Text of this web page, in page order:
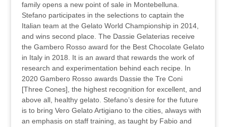
family opens a new point of sale in Montebelluna.
Stefano participates in the selections to captain the
Italian team at the Gelato World Championship in 2014,
and wins second place. The Dassie Gelaterias receive
the Gambero Rosso award for the Best Chocolate Gelato
in Italy in 2018. It is an award that rewards the work of
research and experimentation behind each recipe. In
2020 Gambero Rosso awards Dassie the Tre Coni
[Three Cones], the highest recognition for excellent, and
above all, healthy gelato. Stefano’s desire for the future
is to bring Vero Gelato Artigiano to the cities, always with
an emphasis on staff training, as taught by Fabio and